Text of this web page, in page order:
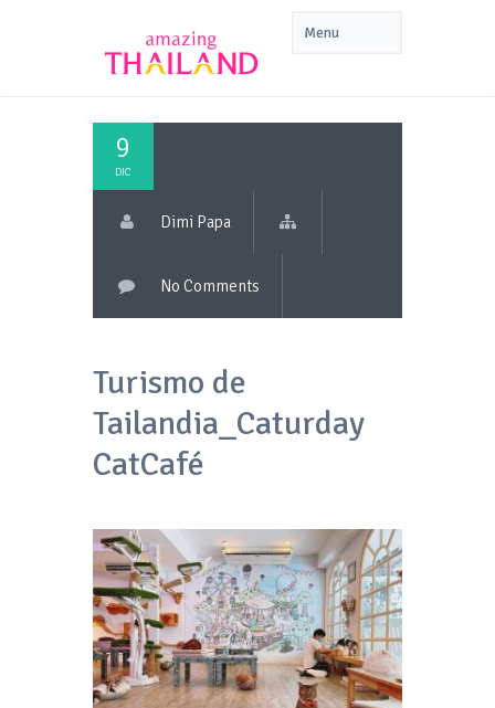
9
DIC
Dimi Papa
No Comments
Turismo de
Tailandia_Caturday
CatCafé